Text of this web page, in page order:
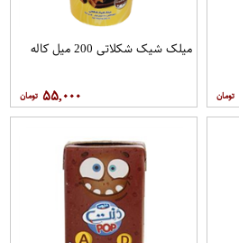
میلک شیک شکلاتی 200 میل کاله
۵۵,۰۰۰